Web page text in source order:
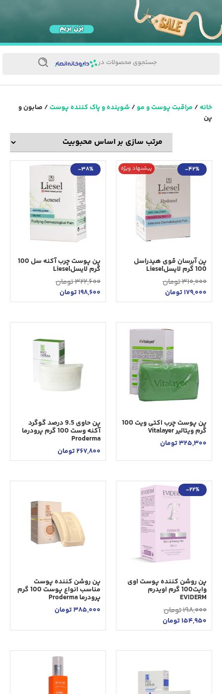
جستجوی محصولات در
خانه / مراقبت پوست و مو/شوینده و پاک کننده پوست / صابون و
پن
پیشنهاد ویژه -42%
پن آبرسان قوی هیدراسل
100 گرم لایسلLiesel
310,000تومان
179,000تومان
-38%
پن پوست چرب آکنه سل 100
گرم لایسلLiesel
322,600تومان
198,600تومان
پن پوست چرب اکتی ویت 100
گرم ویتالیر Vitalayer
325,300تومان
پن حاوی 9.5 درصد گوگرد
آکنه وست 100 گرم پرودرما
Proderma
267,800تومان
-22%
پن روشن کننده پوست اوی
وایت100 گرم اویدرم
EVIDERM
198,000تومان
154,950تومان
پن روشن کننده پوست
مناسب انواع پوست 100 گرم
پرودرما Proderma
385,000تومان